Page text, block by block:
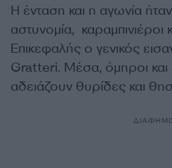
Η ένταση και η αγωνία
αστυνομία, καραμπινιέροι
Επικεφαλής ο γενικός
Gratteri. Μέσα, όμηροι και
αδειάζουν θυρίδες και